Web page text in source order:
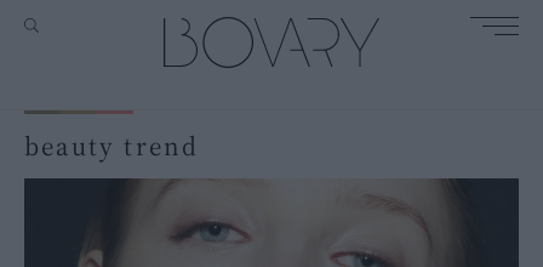
beauty trend